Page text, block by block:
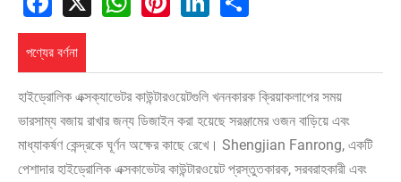
Facebook
X WhatsAppPinterestLinkedInShare
পণ্যের বর্ণনা
হাইড্রোলিক এক্সক্যাভেটর কাউন্টারওয়েটগুলি খননকারক ক্রিয়াকলাপের সময়
ভারসাম্য বজায় রাখার জন্য ডিজাইন করা হয়েছে সরঞ্জামের ওজন বাড়িয়ে এবং
মাধ্যাকর্ষণ কেন্দ্রকে ঘূর্ণন অক্ষের কাছে রেখে। Shengjian Fanrong, একটি
পেশাদার হাইড্রোলিক এক্সকাভেটর কাউন্টারওয়েট প্রস্তুতকারক, সরবরাহকারী এবং